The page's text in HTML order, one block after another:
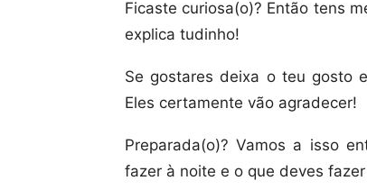
Ficaste curiosa(o)? Então tens
explica tudinho!
Se gostares deixa o teu gosto
Eles certamente vão agradecer!
Preparada(o)? Vamos a isso
fazer à noite e o que deves